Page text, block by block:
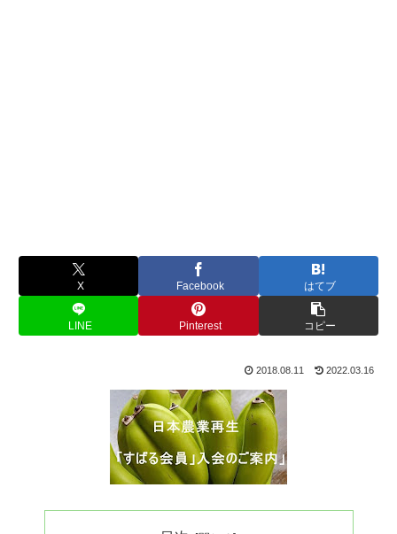
X Facebook はてブ
LINE Pinterest コピー
2018.08.11 2022.03.16